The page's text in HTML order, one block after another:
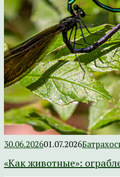
30.06.202601.07.2026
«Как животные»: